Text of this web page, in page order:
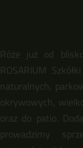
Róże już od
ROSARIUM
naturalnych,
okrywowych,
oraz do patio.
prowadzimy